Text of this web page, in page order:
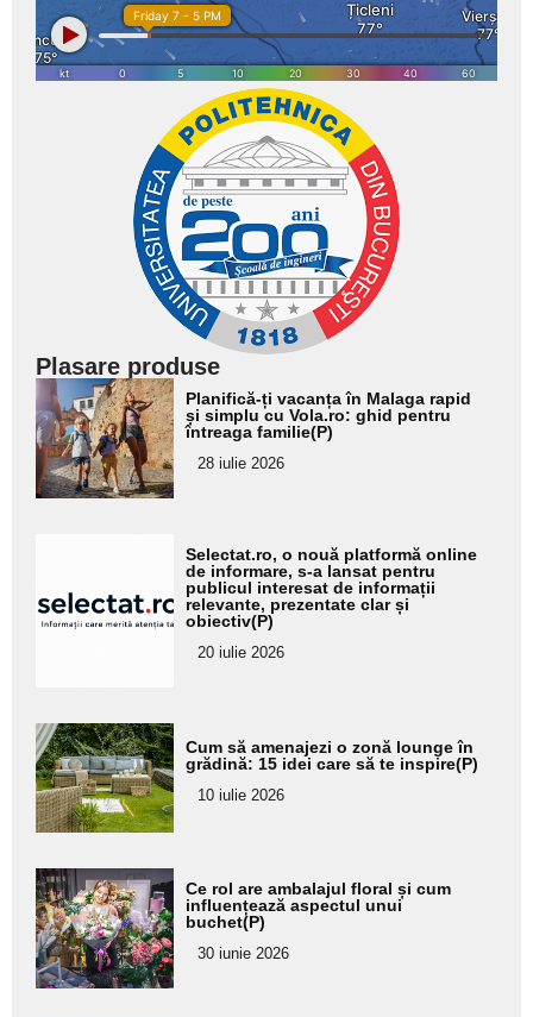
Plasare produse
Adaugă
aici textul
pentru
subtitlu
Planifică-ți vacanța în Malaga rapid
și simplu cu Vola.ro: ghid pentru
întreaga familie(P)
28 iulie 2026
pentru
subtitlu
Selectat.ro, o nouă platformă online
de informare, s-a lansat pentru
publicul interesat de informații
relevante, prezentate clar și
obiectiv(P)
20 iulie 2026
Adaugă
aici textul
pentru
subtitlu
Cum să amenajezi o zonă lounge în
grădină: 15 idei care să te inspire(P)
10 iulie 2026
Adaugă
aici textul
pentru
subtitlu
Ce rol are ambalajul floral și cum
influențează aspectul unui
buchet(P)
30 iunie 2026